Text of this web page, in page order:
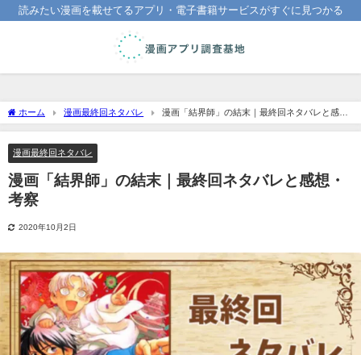
読みたい漫画を載せてるアプリ・電子書籍サービスがすぐに見つかる
ホーム 漫画最終回ネタバレ
漫画「結界師」の結末｜最終回ネタバレと感
想・考察
漫画最終回ネタバレ
漫画「結界師」の結末｜最終回ネタバレと感想・
考察
2020年10月2日